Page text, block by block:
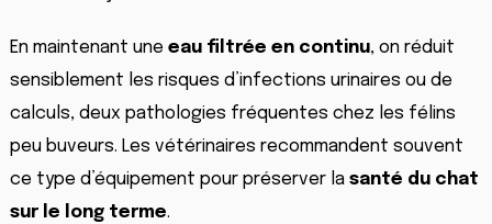
En maintenant une eau filtrée en continu, on réduit
sensiblement les risques d’infections urinaires ou de
calculs, deux pathologies fréquentes chez les félins
peu buveurs. Les vétérinaires recommandent souvent
ce type d’équipement pour préserver la santé du chat
sur le long terme.